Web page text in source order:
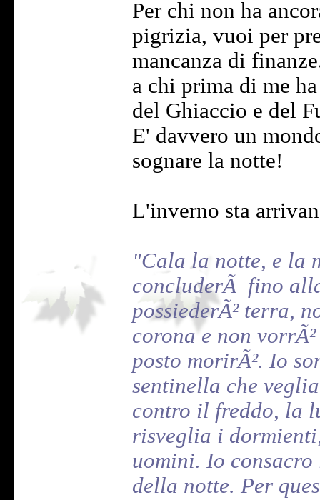
Per chi non ha
pigrizia, vuoi per
mancanza di
a chi prima di me
del Ghiaccio e del
E' davvero un
sognare la notte!
L'inverno sta
"Cala la notte, e la
concluderÃ fino
possiederÃ² terra,
corona e non
posto morirÃ². Io
sentinella che
contro il freddo, la
risveglia i
uomini. Io
della notte. Per